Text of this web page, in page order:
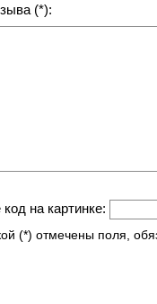
(*):
на картинке:
(*) отмечены поля,